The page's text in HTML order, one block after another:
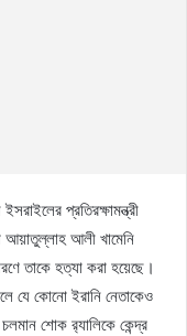
প্রতিরক্ষামন্ত্রী
আয়াতুল্লাহ আলী খামেনি
তাকে হত্যা করা হয়েছে।
যে কোনো ইরানি নেতাকেও
শোক র‌্যালিকে কেন্দ্র